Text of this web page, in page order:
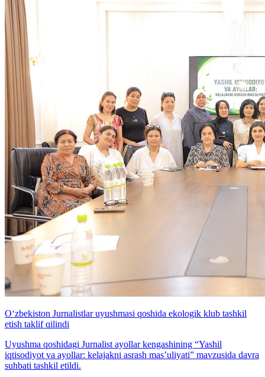
O‘zbekiston Jurnalistlar uyushmasi qoshida ekologik klub tashkil
etish taklif qilindi
Uyushma qoshidagi Jurnalist ayollar kengashining “Yashil
iqtisodiyot va ayollar: kelajakni asrash mas’uliyati” mavzusida davra
suhbati tashkil etildi.